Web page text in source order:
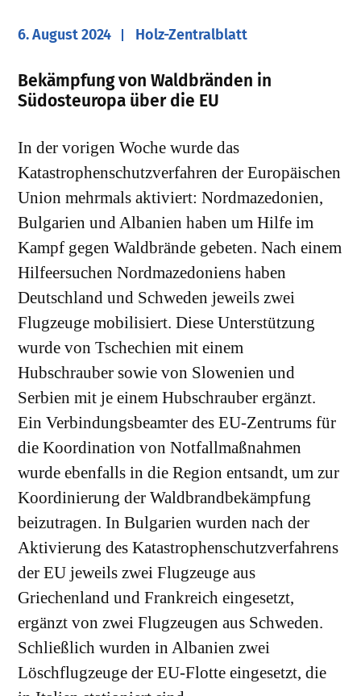
6. August 2024 Holz-Zentralblatt
Bekämpfung von Waldbränden in
Südosteuropa über die EU
In der vorigen Woche wurde das
Katastrophenschutzverfahren der Europäischen
Union mehrmals aktiviert: Nordmazedonien,
Bulgarien und Albanien haben um Hilfe im
Kampf gegen Waldbrände gebeten. Nach einem
Hilfeersuchen Nordmazedoniens haben
Deutschland und Schweden jeweils zwei
Flugzeuge mobilisiert. Diese Unterstützung
wurde von Tschechien mit einem
Hubschrauber sowie von Slowenien und
Serbien mit je einem Hubschrauber ergänzt.
Ein Verbindungsbeamter des EU-Zentrums für
die Koordination von Notfallmaßnahmen
wurde ebenfalls in die Region entsandt, um zur
Koordinierung der Waldbrandbekämpfung
beizutragen. In Bulgarien wurden nach der
Aktivierung des Katastrophenschutzverfahrens
der EU jeweils zwei Flugzeuge aus
Griechenland und Frankreich eingesetzt,
ergänzt von zwei Flugzeugen aus Schweden.
Schließlich wurden in Albanien zwei
Löschflugzeuge der EU-Flotte eingesetzt, die